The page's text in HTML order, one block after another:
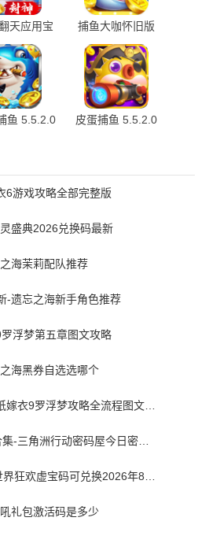
天应用宝
手机
版
捕鱼大咖怀旧版
152 安卓版
鱼 5.5.2.0
皮蛋捕鱼 5.5.2.0
6游戏攻略全部完整版
盛典2026兑换码最新
海茉莉配队推荐
-遗忘之海新手角色推荐
浮梦第五章图文攻略
海黑券自选选哪个
纸嫁衣9全部通关攻略图文-纸嫁衣9罗浮梦攻略全流程图文详解
三角洲行动密码门密码8月合集-三角洲行动密码屋今日密码大全2026最新8月
礼包激活码是多少